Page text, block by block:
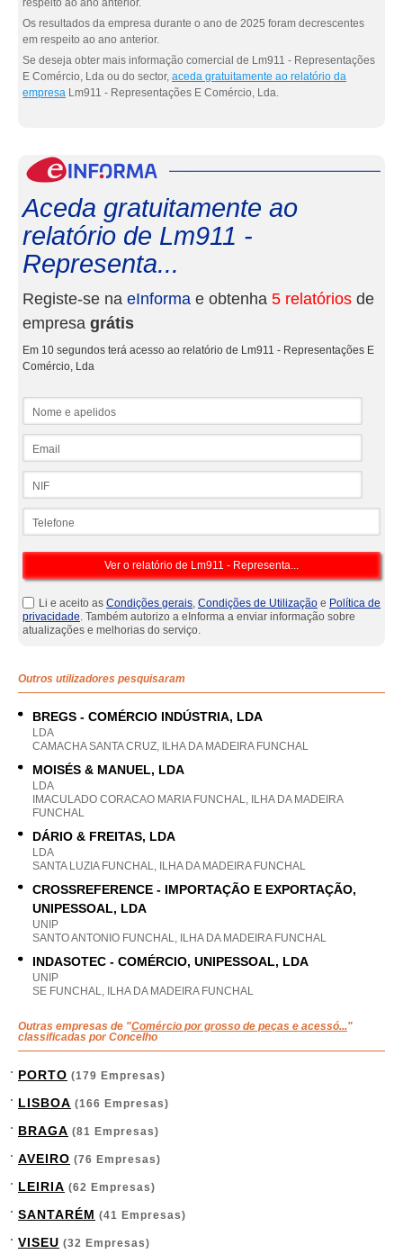
respeito ao ano anterior.
Os resultados da empresa durante o ano de 2025 foram decrescentes
em respeito ao ano anterior.
Se deseja obter mais informação comercial de Lm911 - Representações
E Comércio, Lda ou do sector, aceda gratuitamente ao relatório da
empresa Lm911 - Representações E Comércio, Lda.
Aceda gratuitamente ao
relatório de Lm911 -
Representa...
Registe-se na eInforma e obtenha 5 relatórios de
empresa grátis
Em 10 segundos terá acesso ao relatório de Lm911 - Representações E
Comércio, Lda
Li e aceito as Condições gerais, Condições de Utilização e Política de
privacidade. Também autorizo a eInforma a enviar informação sobre
atualizações e melhorias do serviço.
Outros utilizadores pesquisaram
BREGS - COMÉRCIO INDÚSTRIA, LDA
LDA
CAMACHA SANTA CRUZ, ILHA DA MADEIRA FUNCHAL
MOISÉS & MANUEL, LDA
LDA
IMACULADO CORACAO MARIA FUNCHAL, ILHA DA MADEIRA
FUNCHAL
DÁRIO & FREITAS, LDA
LDA
SANTA LUZIA FUNCHAL, ILHA DA MADEIRA FUNCHAL
CROSSREFERENCE - IMPORTAÇÃO E EXPORTAÇÃO,
UNIPESSOAL, LDA
UNIP
SANTO ANTONIO FUNCHAL, ILHA DA MADEIRA FUNCHAL
INDASOTEC - COMÉRCIO, UNIPESSOAL, LDA
UNIP
SE FUNCHAL, ILHA DA MADEIRA FUNCHAL
Outras empresas de "Comércio por grosso de peças e acessó..."
classificadas por Concelho
PORTO (179 Empresas)
LISBOA (166 Empresas)
BRAGA (81 Empresas)
AVEIRO (76 Empresas)
LEIRIA (62 Empresas)
SANTARÉM (41 Empresas)
VISEU (32 Empresas)